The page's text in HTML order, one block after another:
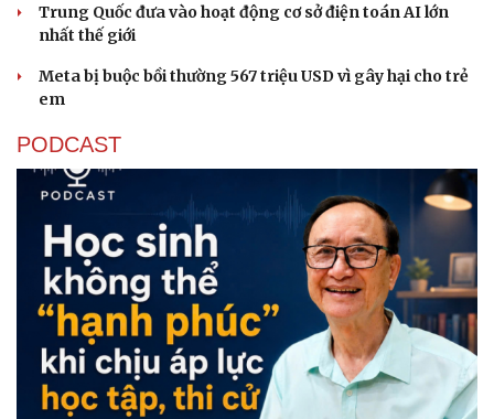
Sức khỏe
Dinh dưỡng - món ngon
Đời sống
Trung Quốc đưa vào hoạt động cơ sở điện toán AI lớn
nhất thế giới
Meta bị buộc bồi thường 567 triệu USD vì gây hại cho trẻ
em
PODCAST